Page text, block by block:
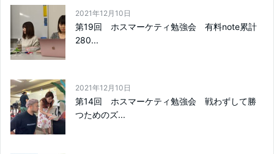
2021年12月10日
第19回 ホスマーケティ勉強会 有料note累計
280...
2021年12月10日
第14回 ホスマーケティ勉強会 戦わずして勝
つためのズ...